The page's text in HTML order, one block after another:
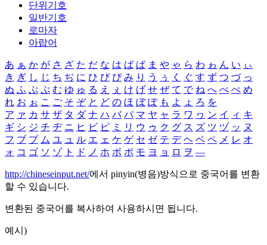
단위기호
일반기호
로마자
아랍어
あ ぁ か が さ ざ た だ な は ば ぱ ま や ゃ ら わ ゎ ん い ぃ
き ぎ し じ ち ぢ に ひ び ぴ み り う ぅ く ぐ す ず つ づ っ
ぬ ふ ぶ ぷ む ゆ ゅ る え ぇ け げ せ ぜ て で ね へ べ ぺ め
れ お ぉ こ ご そ ぞ と ど の ほ ぼ ぽ も よ ょ ろ を
ア ァ カ サ ザ タ ダ ナ ハ バ パ マ ヤ ャ ラ ワ ヮ ン イ ィ キ
ギ シ ジ チ ヂ ニ ヒ ビ ピ ミ リ ウ ゥ ク グ ス ズ ツ ヅ ッ ヌ
フ ブ プ ム ユ ュ ル エ ェ ケ ゲ セ ゼ テ デ ヘ ベ ペ メ レ オ
ォ コ ゴ ソ ゾ ト ド ノ ホ ボ ポ モ ヨ ョ ロ ヲ ―
http://chineseinput.net/에서 pinyin(병음)방식으로 중국어를 변환
할 수 있습니다.
변환된 중국어를 복사하여 사용하시면 됩니다.
예시)